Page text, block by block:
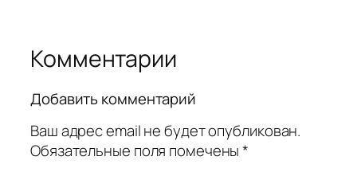
Комментарии
Добавить комментарий
Ваш адрес email не будет опубликован.
Обязательные поля помечены*